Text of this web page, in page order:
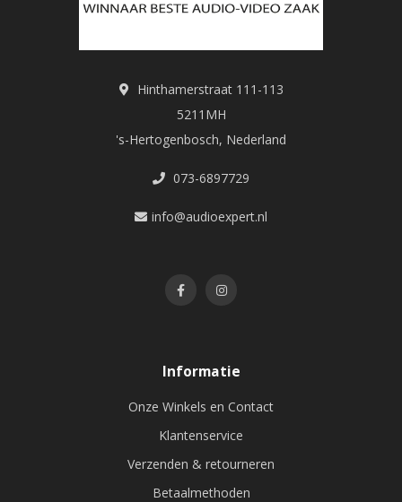
Hinthamerstraat 111-113
5211MH
's-Hertogenbosch, Nederland
073-6897729
info@audioexpert.nl
Informatie
Onze Winkels en Contact
Klantenservice
Verzenden & retourneren
Betaalmethoden